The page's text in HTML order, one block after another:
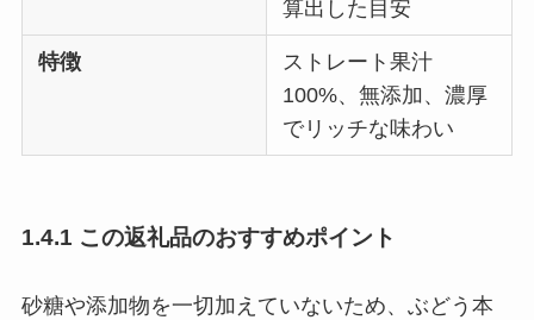
算出した目安
特徴
ストレート果汁
100%、無添加、濃厚
でリッチな味わい
1.4.1 この返礼品のおすすめポイント
砂糖や添加物を一切加えていないため、ぶどう本